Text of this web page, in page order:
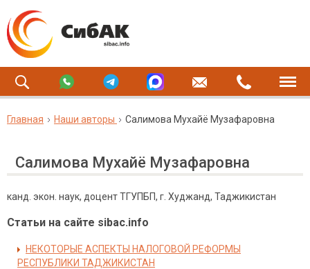
Главная Наши авторы Салимова Мухайё Музафаровна
Салимова Мухайё Музафаровна
канд. экон. наук, доцент ТГУПБП, г. Худжанд, Таджикистан
Статьи на сайте sibac.info
НЕКОТОРЫЕ АСПЕКТЫ НАЛОГОВОЙ РЕФОРМЫ
РЕСПУБЛИКИ ТАДЖИКИСТАН